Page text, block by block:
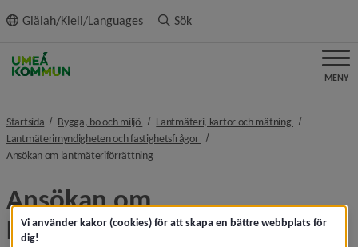
innehållet
Giälah/Kieli/Languages Sök
MENY
Startsida Bygga, bo och miljö nivå i brödsmulenavigeringen
Lantmäteri, kartor och mätning nivå i
Lantmäterimyndigheten och fastighetsfrågor nivå i brödsmulenavigeringen
Ansökan om lantmäteriförrättningnivå i brödsmulenavigeringen
Ansökan om
Lantmäteriförrättning
Vi använder kakor (cookies) för att skapa en bättre webbplats för
dig!